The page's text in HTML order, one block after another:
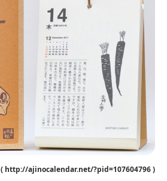
( http://ajinocalendar.net/?pid=107604796 )